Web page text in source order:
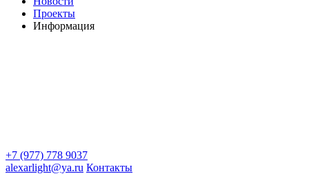
Проекты
Информация
+7 (977) 778 9037
alexarlight@ya.ru Контакты